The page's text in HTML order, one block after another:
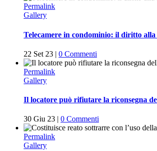
Permalink
Gallery
Telecamere in condominio: il diritto
22 Set 23 | 0 Commenti
Permalink
Gallery
Il locatore può rifiutare la riconsegna
30 Giu 23 | 0 Commenti
Permalink
Gallery